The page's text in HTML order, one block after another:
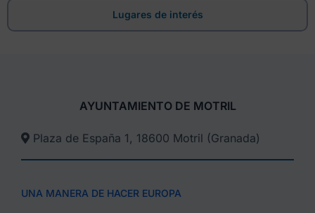
Lugares de interés
AYUNTAMIENTO DE MOTRIL
Plaza de España 1, 18600 Motril (Granada)​
UNA MANERA DE HACER EUROPA